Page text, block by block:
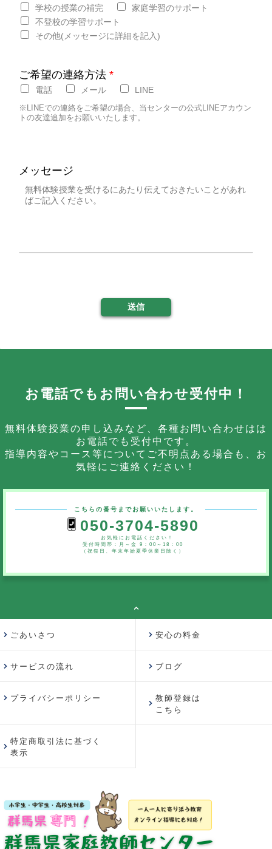
学校の授業の補完
家庭学習のサポート
不登校の学習サポート
その他(メッセージに詳細を記入)
ご希望の連絡方法 *
電話 メール LINE
※LINEでの連絡をご希望の場合、当センターの公式LINEアカウン
トの友達追加をお願いいたします。
メッセージ
送信
お電話でもお問い合わせ受付中！
無料体験授業の申し込みなど、各種お問い合わせはは
お電話でも受付中です。
指導内容やコース等についてご不明点ある場合も、お
気軽にご連絡ください！
こちらの番号までお願いいたします。
050-3704-5890
お気軽にお電話ください！
受付時間帯：月～金 9：00～18：00
（祝祭日、年末年始夏季休業日除く）
ごあいさつ 安心の料金
サービスの流れ ブログ
プライバシーポリシー
教師登録は
こちら
特定商取引法に基づく
表示